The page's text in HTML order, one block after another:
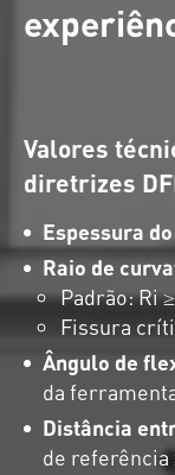
Valores
diretrizes
Espessura
Raio de
Padrão: Ri
Fissura
Ângulo de
da
Distância
de referência